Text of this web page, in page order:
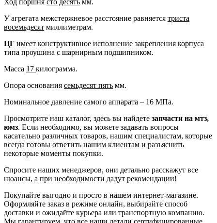
У агрегата межстержневое расстояние равняется триста
восемьдесят миллиметрам.
ЦГ имеет конструктивное исполнение закрепления корпуса
типа проушина с шарнирным подшипником.
Масса 17 килограмма.
Опора основания семьдесят пять мм.
Номинальное давление самого аппарата – 16 МПа.
Просмотрите наш каталог, здесь вы найдете запчасти на мтз,
юмз. Если необходимо, вы можете задавать вопросы
касательно различных товаров, нашим специалистам, которые
всегда готовы ответить нашим клиентам и разъяснить
некоторые моменты покупки.
Спросите наших менеджеров, они детально расскажут все
нюансы, а при необходимости дадут рекомендации!
Покупайте выгодно и просто в нашем интернет-магазине.
Оформляйте заказ в режиме онлайн, выбирайте способ
доставки и ожидайте курьера или транспортную компанию.
Мы гарантируем, что все наши детали сертифицированные,